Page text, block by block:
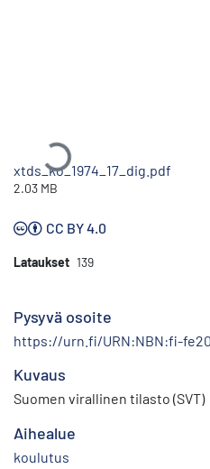
Ladataan...
xtds_ko_1974_17_dig.pdf
2.03 MB
CC BY 4.0
Lataukset 139
Pysyvä osoite
https://urn.fi/URN:NBN:fi-
Kuvaus
Suomen virallinen tilasto (SVT)
Aihealue
koulutus